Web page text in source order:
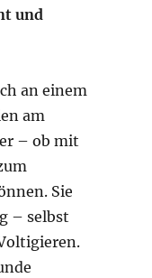
und
an einem
am
– ob mit
Sie
– selbst